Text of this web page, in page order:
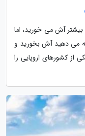
آش می خورید، اما
که می دهید آش بخورید و
از کشورهای اروپایی را